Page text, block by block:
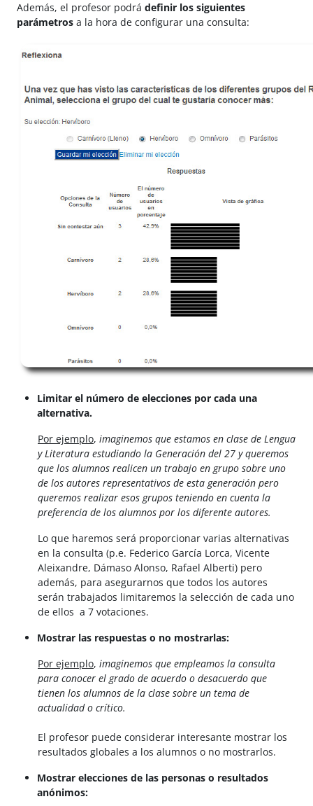
Además, el profesor podrá definir los siguientes
parámetros a la hora de configurar una consulta:
Limitar el número de elecciones por cada una
alternativa.
Por ejemplo, imaginemos que estamos en clase de Lengua
y Literatura estudiando la Generación del 27 y queremos
que los alumnos realicen un trabajo en grupo sobre uno
de los autores representativos de esta generación pero
queremos realizar esos grupos teniendo en cuenta la
preferencia de los alumnos por los diferente autores.
Lo que haremos será proporcionar varias alternativas
en la consulta (p.e. Federico García Lorca, Vicente
Aleixandre, Dámaso Alonso, Rafael Alberti) pero
además, para asegurarnos que todos los autores
serán trabajados limitaremos la selección de cada uno
de ellos a 7 votaciones.
Mostrar las respuestas o no mostrarlas:
Por ejemplo, imaginemos que empleamos la consulta
para conocer el grado de acuerdo o desacuerdo que
tienen los alumnos de la clase sobre un tema de
actualidad o crítico.
El profesor puede considerar interesante mostrar los
resultados globales a los alumnos o no mostrarlos.
Mostrar elecciones de las personas o resultados
anónimos: